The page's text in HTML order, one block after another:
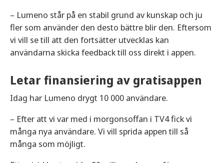
– Lumeno står på en stabil grund av kunskap och ju
fler som använder den desto bättre blir den. Eftersom
vi vill se till att den fortsätter utvecklas kan
användarna skicka feedback till oss direkt i appen.
Letar finansiering av gratisappen
Idag har Lumeno drygt 10 000 användare.
– Efter att vi var med i morgonsoffan i TV4 fick vi
många nya användare. Vi vill sprida appen till så
många som möjligt.